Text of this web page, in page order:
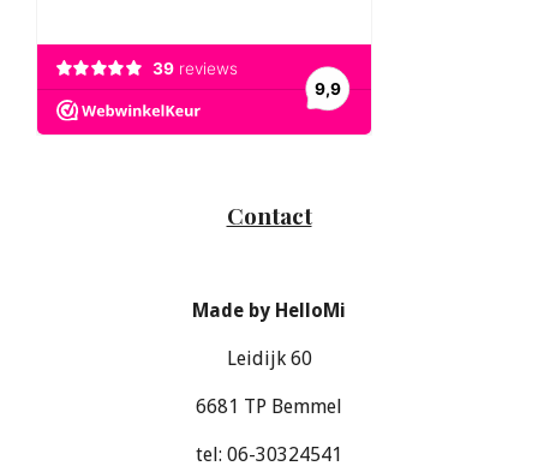
Contact
Made by HelloMi
Leidijk 60
6681 TP Bemmel
tel: 06-30324541